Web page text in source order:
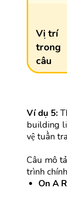
Vị trí
trong
câu
Ví dụ 5:
building
vệ tuần
Câu mô
trình
On A